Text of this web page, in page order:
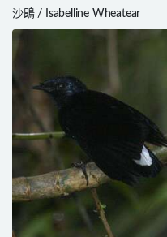
沙鵖 / Isabelline Wheatear